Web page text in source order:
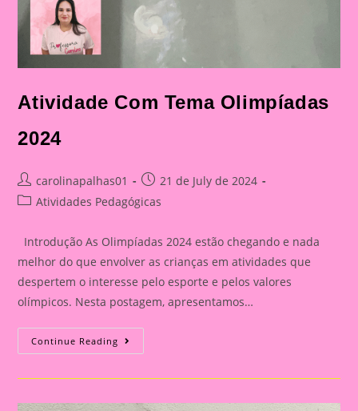
Atividade Com Tema Olimpíadas
2024
Post
author:
carolinapalhas01
Post
published:
21 de July de 2024
PostAtividades Pedagógicas
Introdução As Olimpíadas 2024 estão chegando e nada
melhor do que envolver as crianças em atividades que
despertem o interesse pelo esporte e pelos valores
olímpicos. Nesta postagem, apresentamos…
Continue Reading Atividade
Com
Olimpíadas